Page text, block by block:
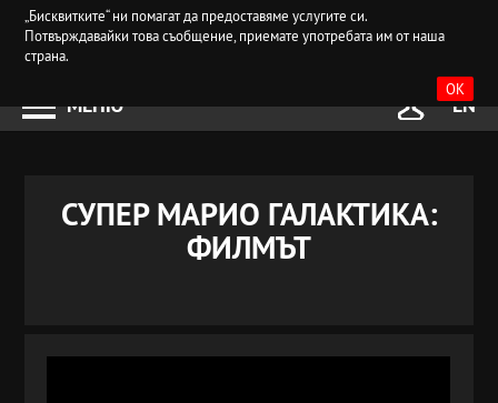
„Бисквитките“ ни помагат да предоставяме услугите си.
Потвърждавайки това съобщение, приемате употребата им от наша
страна.
OK
МЕНЮ EN
СУПЕР МАРИО ГАЛАКТИКА:
ФИЛМЪТ